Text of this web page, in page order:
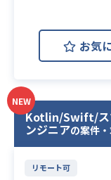
お気
NEW
Kotlin/Swift/ス
ンジニアの案件
リモート可